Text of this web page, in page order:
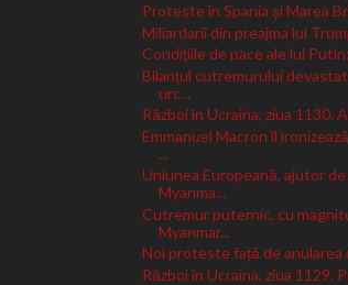
Proteste în Spania și Marea
Miliardarii din preajma lui
Condițiile de pace ale lui
Bilanțul cutremurului
urc...
Război în Ucraina, ziua 1130.
Emmanuel Macron îl
...
Uniunea Europeană, ajutor
Myanma...
Cutremur puternic, cu
Myanmar...
Noi proteste față de anularea
Război în Ucraina, ziua 1129.